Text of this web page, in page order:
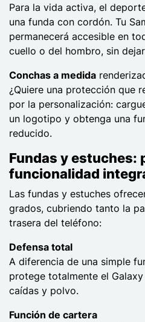
Para la vida activa, el
una funda con cordón. Tu
permanecerá accesible en
cuello o del hombro, sin
Conchas a medida
¿Quiere una protección que
por la personalización:
un logotipo y obtenga una
reducido.
Fundas y estuches:
funcionalidad
Las fundas y estuches
grados, cubriendo tanto la
trasera del teléfono:
Defensa total
A diferencia de una simple
protege totalmente el
caídas y polvo.
Función de cartera